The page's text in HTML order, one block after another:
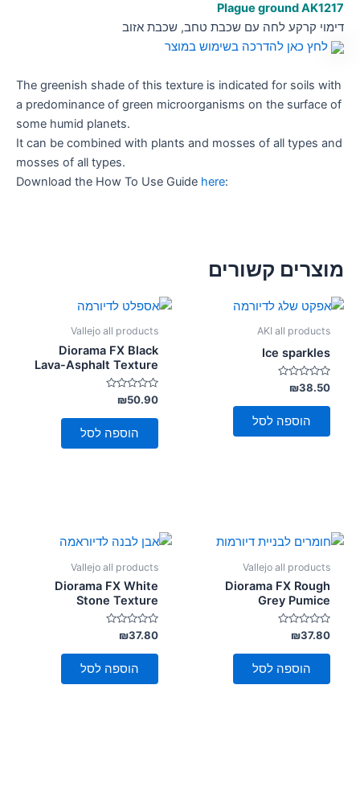
Plague groundAK1217
דימוי קרקע לחה עם שכבת טחב, שכבת אזוב
לחץ כאן להדרכה בשימוש במוצר
The greenish shade of this texture is indicated for soils with
a predominance of green microorganisms on the surface of
some humid planets.
It can be combined with plants and mosses of all types and
mosses of all types.
Download the How To Use Guide here:
מוצרים קשורים
AKI all products
Ice sparkles
דורג
0
מתוך
₪38.50
הוספה לסל
Vallejo all products
Diorama FX Black
Lava-Asphalt Texture
דורג
0
מתוך
₪50.90
הוספה לסל
Vallejo all products
Diorama FX Rough
Grey Pumice
דורג
0
מתוך
₪37.80
הוספה לסל
Vallejo all products
Diorama FX White
Stone Texture
דורג
0
מתוך
₪37.80
הוספה לסל